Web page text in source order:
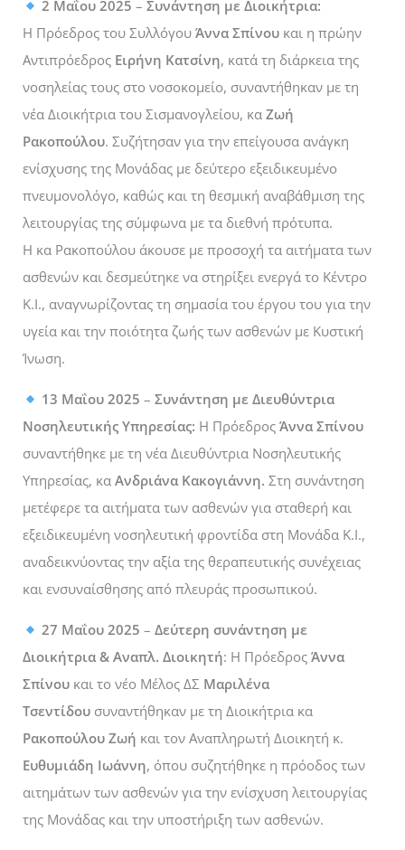
2 Μαΐου 2025 –Συνάντηση με Διοικήτρια:
Η Πρόεδρος του Συλλόγου Άννα Σπίνου και η πρώην
Αντιπρόεδρος Ειρήνη Κατσίνη, κατά τη διάρκεια της
νοσηλείας τους στο νοσοκομείο, συναντήθηκαν με τη
νέα Διοικήτρια του Σισμανογλείου, κα Ζωή
Ρακοπούλου. Συζήτησαν για την επείγουσα ανάγκη
ενίσχυσης της Μονάδας με δεύτερο εξειδικευμένο
πνευμονολόγο, καθώς και τη θεσμική αναβάθμιση της
λειτουργίας της σύμφωνα με τα διεθνή πρότυπα.
Η κα Ρακοπούλου άκουσε με προσοχή τα αιτήματα των
ασθενών και δεσμεύτηκε να στηρίξει ενεργά το Κέντρο
Κ.Ι., αναγνωρίζοντας τη σημασία του έργου του για την
υγεία και την ποιότητα ζωής των ασθενών με Κυστική
Ίνωση.
13 Μαΐου 2025 –Συνάντηση με Διευθύντρια
Νοσηλευτικής Υπηρεσίας: Η Πρόεδρος Άννα Σπίνου
συναντήθηκε με τη νέα Διευθύντρια Νοσηλευτικής
Υπηρεσίας, κα Ανδριάνα Κακογιάννη. Στη συνάντηση
μετέφερε τα αιτήματα των ασθενών για σταθερή και
εξειδικευμένη νοσηλευτική φροντίδα στη Μονάδα Κ.Ι.,
αναδεικνύοντας την αξία της θεραπευτικής συνέχειας
και ενσυναίσθησης από πλευράς προσωπικού.
27 Μαΐου 2025 –Δεύτερη συνάντηση με
Διοικήτρια & Αναπλ. Διοικητή: Η Πρόεδρος Άννα
Σπίνου και το νέο Μέλος ΔΣ Μαριλένα
Τσεντίδου συναντήθηκαν με τη Διοικήτρια κα
Ρακοπούλου Ζωή και τον Αναπληρωτή Διοικητή κ.
Ευθυμιάδη Ιωάννη, όπου συζητήθηκε η πρόοδος των
αιτημάτων των ασθενών για την ενίσχυση λειτουργίας
της Μονάδας και την υποστήριξη των ασθενών.